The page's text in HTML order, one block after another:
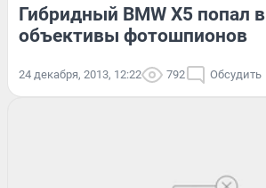
Гибридный BMW X5 попал в
объективы фотошпионов
24 декабря, 2013, 12:22 792 Обсудить